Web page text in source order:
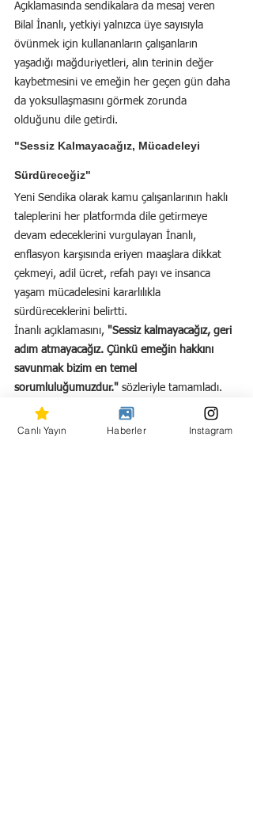
Açıklamasında sendikalara da mesaj veren
Bilal İnanlı, yetkiyi yalnızca üye sayısıyla
övünmek için kullananların çalışanların
yaşadığı mağduriyetleri, alın terinin değer
kaybetmesini ve emeğin her geçen gün daha
da yoksullaşmasını görmek zorunda
olduğunu dile getirdi.
"Sessiz Kalmayacağız, Mücadeleyi
Sürdüreceğiz"
Yeni Sendika olarak kamu çalışanlarının haklı
taleplerini her platformda dile getirmeye
devam edeceklerini vurgulayan İnanlı,
enflasyon karşısında eriyen maaşlara dikkat
çekmeyi, adil ücret, refah payı ve insanca
yaşam mücadelesini kararlılıkla
sürdüreceklerini belirtti.
İnanlı açıklamasını, "Sessiz kalmayacağız, geri
adım atmayacağız. Çünkü emeğin hakkını
savunmak bizim en temel
sorumluluğumuzdur." sözleriyle tamamladı.
Canlı Yayın Haberler Instagram